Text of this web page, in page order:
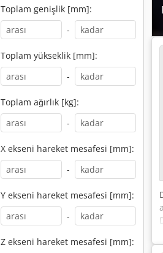
Toplam genişlik [mm]:
-
Toplam yükseklik [mm]:
-
Toplam ağırlık [kg]:
-
X ekseni hareket mesafesi [mm]:
-
Y ekseni hareket mesafesi [mm]:
-
Z ekseni hareket mesafesi [mm]: